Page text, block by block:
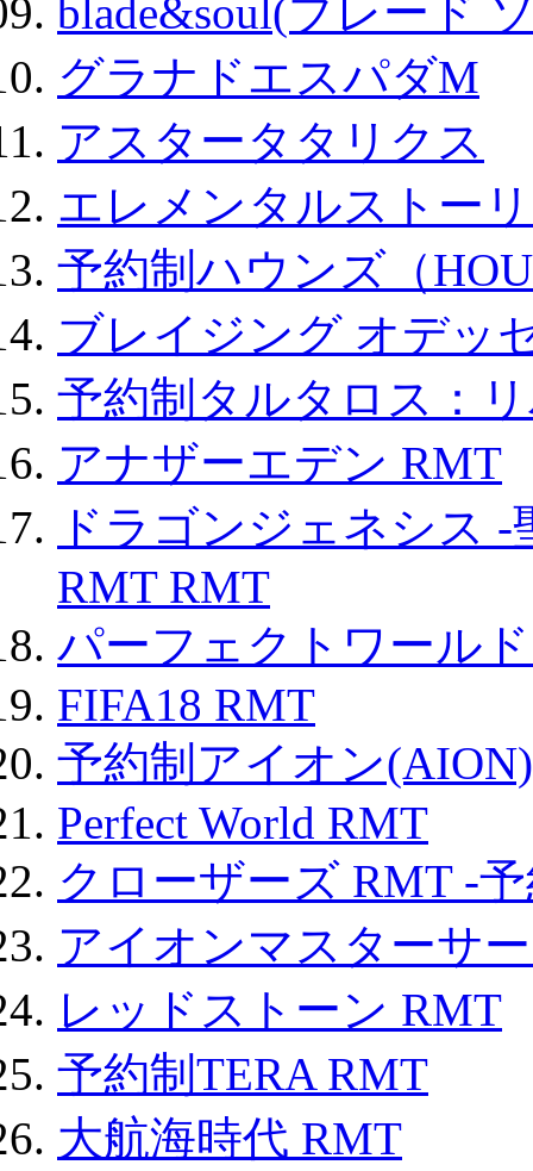
blade&soul(ブレード
グラナドエスパダM
アスタータタリクス
エレメンタルストー
予約制ハウンズ（
ブレイジング オデッ
予約制タルタロス：
アナザーエデン RMT
ドラゴンジェネシス
RMT RMT
パーフェクトワール
FIFA18 RMT
予約制アイオン
Perfect World RMT
クローザーズ RMT -
アイオンマスターサ
レッドストーン RMT
予約制TERA RMT
大航海時代 RMT